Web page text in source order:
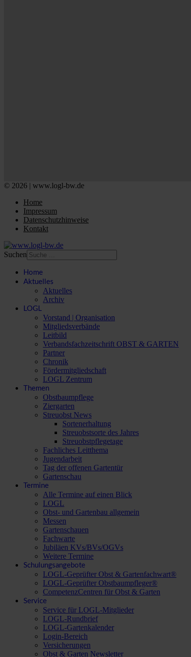
© 2026 | www.logl-bw.de
Home
Impressum
Datenschutzhinweise
Kontakt
Suchen
Home
Aktuelles
Aktuelles
Archiv
LOGL
Vorstand | Organisation
Mitgliedsverbände
Leitbild
Verbandsfachzeitschrift OBST & GARTEN
Partner
Chronik
Fördermitgliedschaft
LOGL Zentrum
Themen
Obstbaumpflege
Ziergarten
Streuobst News
Sortenerhaltung
Streuobstsorte des Jahres
Streuobstpflegetage
Fachliches Leitthema
Jugendarbeit
Tag der offenen Gartentür
Gartenschau
Termine
Alle Termine auf einen Blick
LOGL
Obst- und Gartenbau allgemein
Messen
Gartenschauen
Fachwarte
Jubiläen KVs/BVs/OGVs
Weitere Termine
Schulungsangebote
LOGL-Geprüfter Obst & Gartenfachwart®
LOGL-Geprüfter Obstbaumpfleger®
CompetenzCentren für Obst & Garten
Service
Service für LOGL-Mitglieder
LOGL-Rundbrief
LOGL-Gartenkalender
Login-Bereich
Versicherungen
Obst & Garten Newsletter